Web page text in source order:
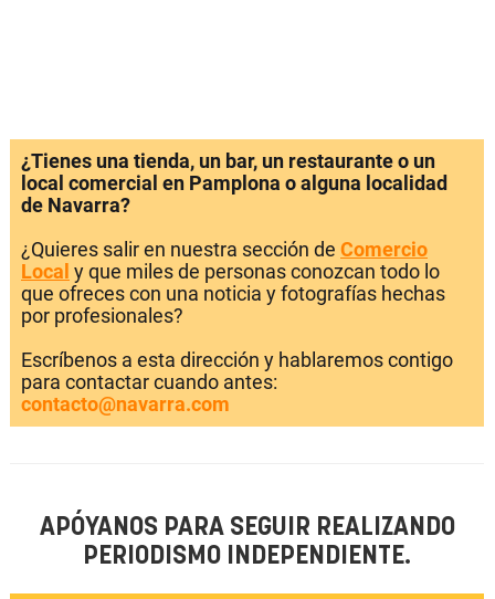
¿Tienes una tienda, un bar, un restaurante o un
local comercial en Pamplona o alguna localidad
de Navarra?
¿Quieres salir en nuestra sección de Comercio
Local y que miles de personas conozcan todo lo
que ofreces con una noticia y fotografías hechas
por profesionales?
Escríbenos a esta dirección y hablaremos contigo
para contactar cuando antes:
contacto@navarra.com
APÓYANOS PARA SEGUIR REALIZANDO
PERIODISMO INDEPENDIENTE.